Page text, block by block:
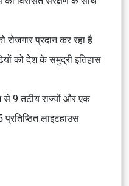
रोजगार प्रदान कर रहा है
को देश के समुद्री इतिहास
9 तटीय राज्यों और एक
लाइटहाउस